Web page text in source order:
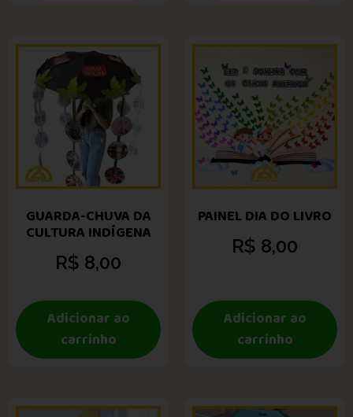
GUARDA-CHUVA DA
CULTURA INDÍGENA
R$ 8,00
Adicionar ao
carrinho
PAINEL DIA DO LIVRO
R$ 8,00
Adicionar ao
carrinho